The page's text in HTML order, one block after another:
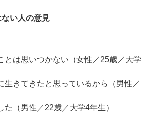
い人の意見
とは思いつかない（女性／25歳／大学
生きてきたと思っているから（男性／
た（男性／22歳／大学4年生）